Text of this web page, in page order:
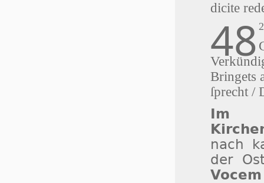
dicite
48
Bringets
ſprecht /
Im
nach
der